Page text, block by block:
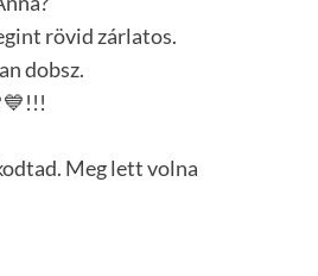
rövid zárlatos.
dobsz.
Meg lett volna